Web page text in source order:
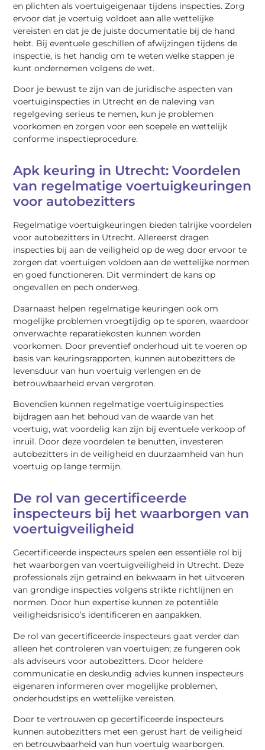
en plichten als voertuigeigenaar tijdens inspecties. Zorg
ervoor dat je voertuig voldoet aan alle wettelijke
vereisten en dat je de juiste documentatie bij de hand
hebt. Bij eventuele geschillen of afwijzingen tijdens de
inspectie, is het handig om te weten welke stappen je
kunt ondernemen volgens de wet.
Door je bewust te zijn van de juridische aspecten van
voertuiginspecties in Utrecht en de naleving van
regelgeving serieus te nemen, kun je problemen
voorkomen en zorgen voor een soepele en wettelijk
conforme inspectieprocedure.
Apk keuring in Utrecht: Voordelen
van regelmatige voertuigkeuringen
voor autobezitters
Regelmatige voertuigkeuringen bieden talrijke voordelen
voor autobezitters in Utrecht. Allereerst dragen
inspecties bij aan de veiligheid op de weg door ervoor te
zorgen dat voertuigen voldoen aan de wettelijke normen
en goed functioneren. Dit vermindert de kans op
ongevallen en pech onderweg.
Daarnaast helpen regelmatige keuringen ook om
mogelijke problemen vroegtijdig op te sporen, waardoor
onverwachte reparatiekosten kunnen worden
voorkomen. Door preventief onderhoud uit te voeren op
basis van keuringsrapporten, kunnen autobezitters de
levensduur van hun voertuig verlengen en de
betrouwbaarheid ervan vergroten.
Bovendien kunnen regelmatige voertuiginspecties
bijdragen aan het behoud van de waarde van het
voertuig, wat voordelig kan zijn bij eventuele verkoop of
inruil. Door deze voordelen te benutten, investeren
autobezitters in de veiligheid en duurzaamheid van hun
voertuig op lange termijn.
De rol van gecertificeerde
inspecteurs bij het waarborgen van
voertuigveiligheid
Gecertificeerde inspecteurs spelen een essentiële rol bij
het waarborgen van voertuigveiligheid in Utrecht. Deze
professionals zijn getraind en bekwaam in het uitvoeren
van grondige inspecties volgens strikte richtlijnen en
normen. Door hun expertise kunnen ze potentiële
veiligheidsrisico’s identificeren en aanpakken.
De rol van gecertificeerde inspecteurs gaat verder dan
alleen het controleren van voertuigen; ze fungeren ook
als adviseurs voor autobezitters. Door heldere
communicatie en deskundig advies kunnen inspecteurs
eigenaren informeren over mogelijke problemen,
onderhoudstips en wettelijke vereisten.
Door te vertrouwen op gecertificeerde inspecteurs
kunnen autobezitters met een gerust hart de veiligheid
en betrouwbaarheid van hun voertuig waarborgen.